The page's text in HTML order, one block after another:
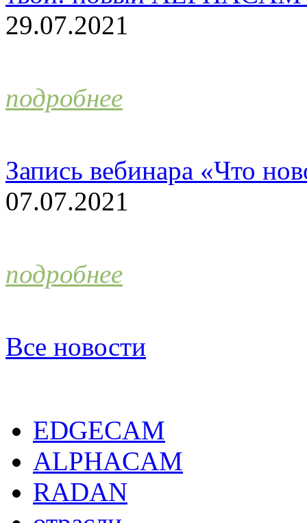
29.07.2021
подробнее
Запись вебинара «Что
07.07.2021
подробнее
Все новости
EDGECAM
ALPHACAM
RADAN